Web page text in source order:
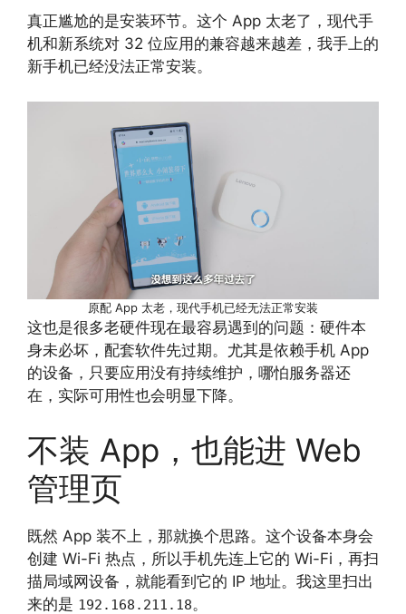
真正尴尬的是安装环节。这个 App 太老了，现代手
机和新系统对 32 位应用的兼容越来越差，我手上的
新手机已经没法正常安装。
原配 App 太老，现代手机已经无法正常安装
这也是很多老硬件现在最容易遇到的问题：硬件本
身未必坏，配套软件先过期。尤其是依赖手机 App
的设备，只要应用没有持续维护，哪怕服务器还
在，实际可用性也会明显下降。
不装 App，也能进 Web
管理页
既然 App 装不上，那就换个思路。这个设备本身会
创建 Wi-Fi 热点，所以手机先连上它的 Wi-Fi，再扫
描局域网设备，就能看到它的 IP 地址。我这里扫出
来的是 192.168.211.18。